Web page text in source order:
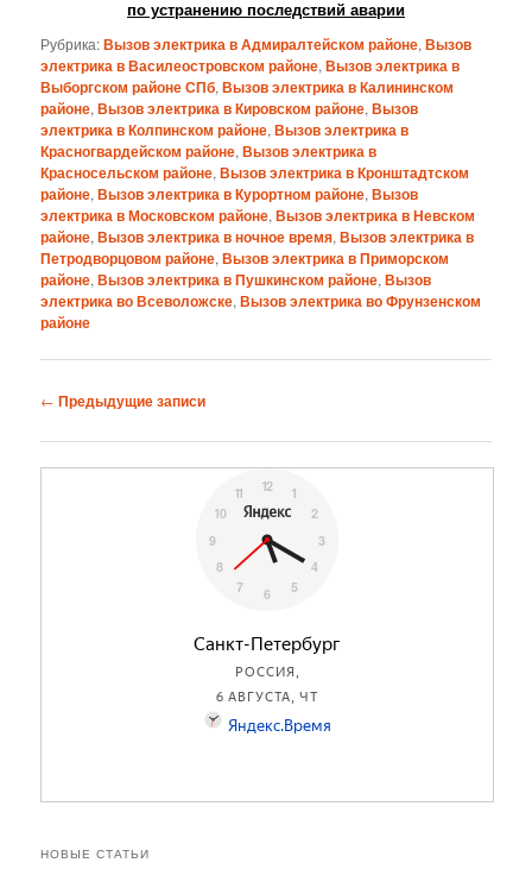
по устранению последствий аварии
Рубрика:Вызов электрика в Адмиралтейском районе,Вызов
электрика в Василеостровском районе,Вызов электрика в
Выборгском районе СПб,Вызов электрика в Калининском
районе,Вызов электрика в Кировском районе,Вызов
электрика в Колпинском районе,Вызов электрика в
Красногвардейском районе,Вызов электрика в
Красносельском районе,Вызов электрика в Кронштадтском
районе,Вызов электрика в Курортном районе,Вызов
электрика в Московском районе,Вызов электрика в Невском
районе,Вызов электрика в ночное время,Вызов электрика в
Петродворцовом районе,Вызов электрика в Приморском
районе,Вызов электрика в Пушкинском районе,Вызов
электрика во Всеволожске,Вызов электрика во Фрунзенском
районе
Навигация
записям
← Предыдущие записи
НОВЫЕ СТАТЬИ